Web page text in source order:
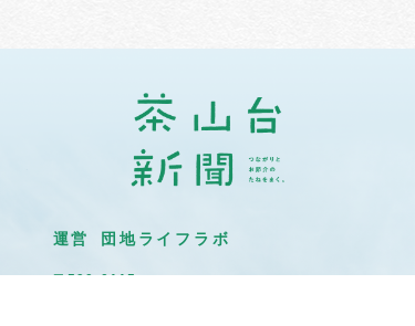
運営 団地ライフラボ
〒590-0115